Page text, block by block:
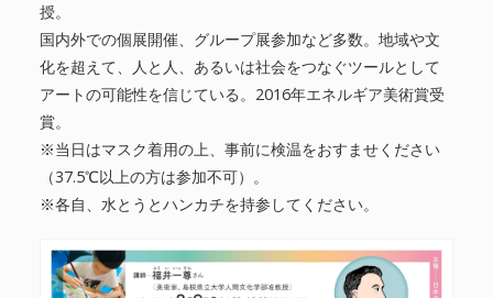
授。
国内外での個展開催、グループ展参加など多数。地域や文
化を超えて、人と人、あるいは社会をつなぐツールとして
アートの可能性を信じている。2016年エネルギア美術賞受
賞。
※当日はマスク着用の上、事前に検温をおすませください
（37.5℃以上の方は参加不可）。
※各自、水とうとハンカチを持参してください。